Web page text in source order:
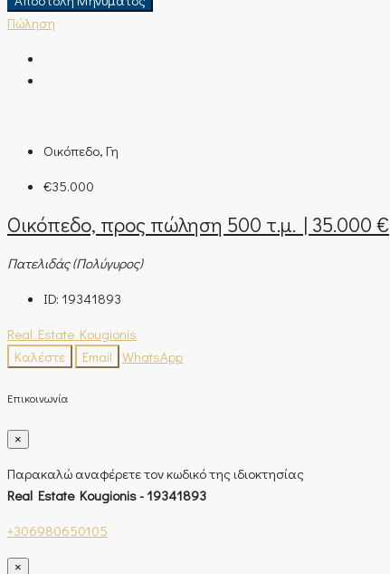
Πώληση
Οικόπεδο, Γη
€35.000
Οικόπεδο, προς πώληση 500 τ.μ. | 35.000 €
Πατελιδάς (Πολύγυρος)
ID: 19341893
Real Estate Kougionis
Καλέστε
Email WhatsApp
Επικοινωνία
×
Παρακαλώ αναφέρετε τον κωδικό της ιδιοκτησίας
Real Estate Kougionis - 19341893
+306980650105
×